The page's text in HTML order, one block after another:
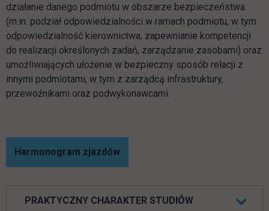
działanie danego podmiotu w obszarze bezpieczeństwa
(m.in. podział odpowiedzialności w ramach podmiotu, w tym
odpowiedzialność kierownictwa, zapewnianie kompetencji
do realizacji określonych zadań, zarządzanie zasobami) oraz
umożliwiających ułożenie w bezpieczny sposób relacji z
innymi podmiotami, w tym z zarządcą infrastruktury,
przewoźnikami oraz podwykonawcami.
Harmonogram zjazdów
PRAKTYCZNY CHARAKTER STUDIÓW